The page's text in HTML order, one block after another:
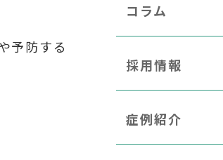
予防する
コラム
採用情報
症例紹介